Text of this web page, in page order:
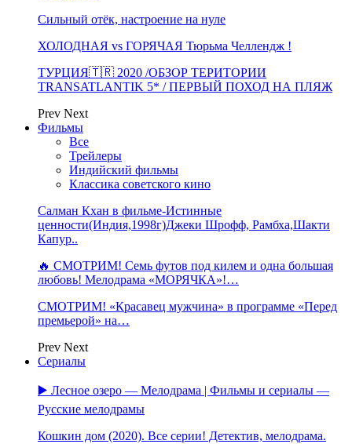
Сильный отёк, настроение на нуле
ХОЛОДНАЯ vs ГОРЯЧАЯ Тюрьма Челлендж !
ТУРЦИЯ🇹🇷 2020 /ОБЗОР ТЕРИТОРИИ
TRANSATLANTIK 5* / ПЕРВЫЙ ПОХОД НА ПЛЯЖ
Prev Next
Фильмы
Все
Трейлеры
Индийский фильмы
Классика советского кино
Салман Кхан в фильме-Истинные
ценности(Индия,1998г)Джеки Шрофф, Рамбха,Шакти
Капур..
🔥 СМОТРИМ! Семь футов под килем и одна большая
любовь! Мелодрама «МОРЯЧКА»!…
СМОТРИМ! «Красавец мужчина» в программе «Перед
премьерой» на…
Prev Next
Сериалы
▶️ Лесное озеро — Мелодрама | Фильмы и сериалы —
Русские мелодрамы
Кошкин дом (2020). Все серии! Детектив, мелодрама.